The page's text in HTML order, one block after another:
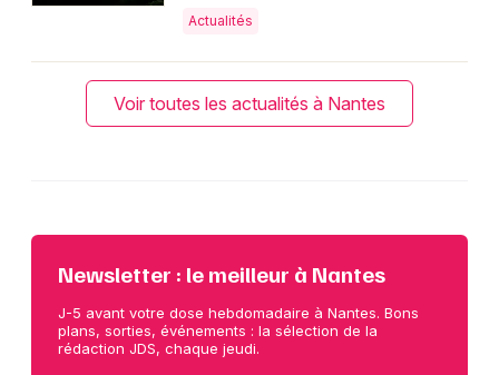
Actualités
Voir toutes les actualités à Nantes
Newsletter : le meilleur à Nantes
J-5 avant votre dose hebdomadaire à Nantes. Bons
plans, sorties, événements : la sélection de la
rédaction JDS, chaque jeudi.